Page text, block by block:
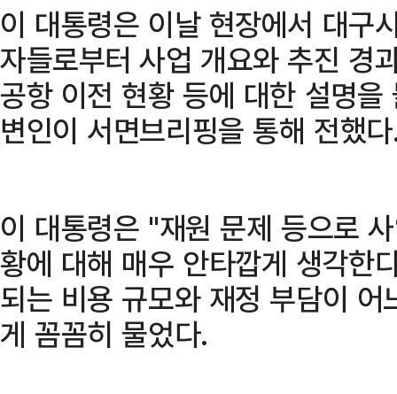
이 대통령은 이날 현장에서 대구
자들로부터 사업 개요와 추진 경
공항 이전 현황 등에 대한 설명
변인이 서면브리핑을 통해 전했
이 대통령은 "재원 문제 등으로
황에 대해 매우 안타깝게 생각한
되는 비용 규모와 재정 부담이
게 꼼꼼히 물었다.